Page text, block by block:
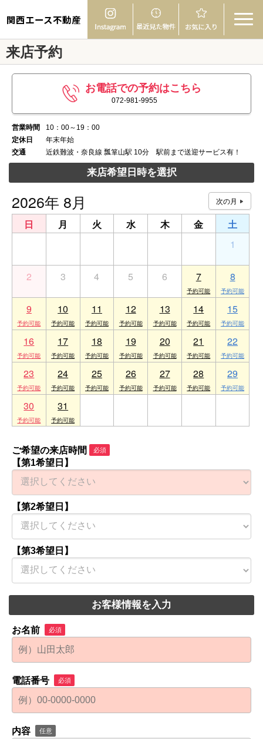
関西エース不動産
来店予約
お電話での予約はこちら
072-981-9955
営業時間
10：00～19：00
定休日
年末年始
交通
近鉄難波・奈良線 瓢箪山駅 10分 駅前まで送迎サービス有！
来店希望日時を選択
2026年 8月
日 月 火 水 木 金
土
1
2 3 4 5 6 7 8
9 10 11 12 13 14 15
16 17 18 19 20 21 22
23 24 25 26 27 28 29
30 31
ご希望の来店時間 必須
【第1希望日】
【第2希望日】
【第3希望日】
お客様情報を入力
お名前 必須
電話番号 必須
内容 任意